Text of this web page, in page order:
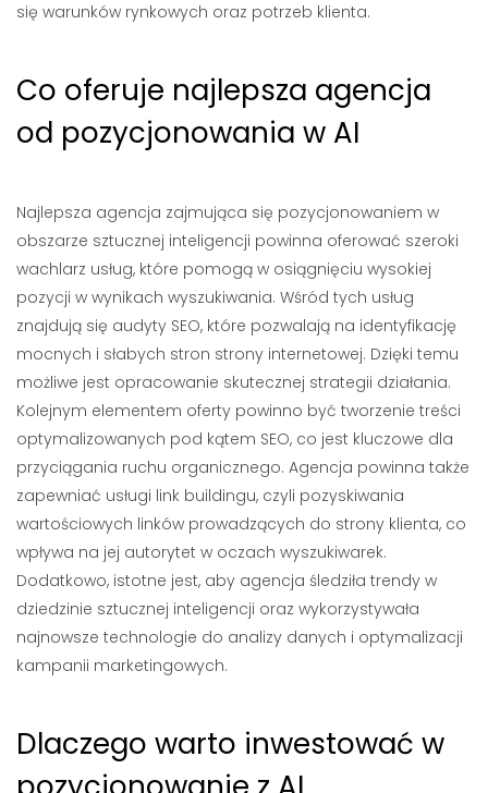
się warunków rynkowych oraz potrzeb klienta.
Co oferuje najlepsza agencja
od pozycjonowania w AI
Najlepsza agencja zajmująca się pozycjonowaniem w
obszarze sztucznej inteligencji powinna oferować szeroki
wachlarz usług, które pomogą w osiągnięciu wysokiej
pozycji w wynikach wyszukiwania. Wśród tych usług
znajdują się audyty SEO, które pozwalają na identyfikację
mocnych i słabych stron strony internetowej. Dzięki temu
możliwe jest opracowanie skutecznej strategii działania.
Kolejnym elementem oferty powinno być tworzenie treści
optymalizowanych pod kątem SEO, co jest kluczowe dla
przyciągania ruchu organicznego. Agencja powinna także
zapewniać usługi link buildingu, czyli pozyskiwania
wartościowych linków prowadzących do strony klienta, co
wpływa na jej autorytet w oczach wyszukiwarek.
Dodatkowo, istotne jest, aby agencja śledziła trendy w
dziedzinie sztucznej inteligencji oraz wykorzystywała
najnowsze technologie do analizy danych i optymalizacji
kampanii marketingowych.
Dlaczego warto inwestować w